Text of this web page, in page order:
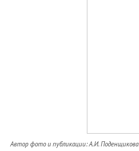
Автор фото и публикации: А.И. Поденщикова